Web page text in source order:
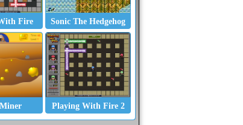
Bubble Shooter Columz
Fire Sonic The Hedgehog
Playing With Fire 2